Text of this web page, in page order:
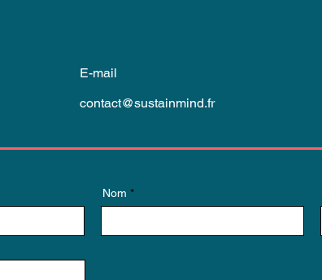
E-mail
contact@sustainmind.fr
Nom